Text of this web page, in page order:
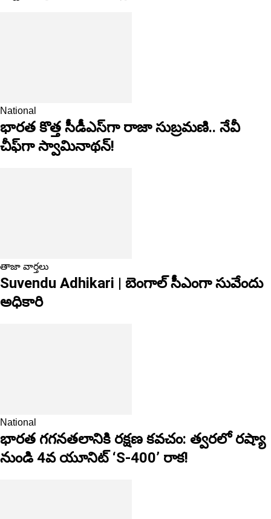
National
భారత కొత్త సీడీఎస్‌గా రాజా సుబ్రమణి.. నేవీ
చీఫ్‌గా స్వామినాథన్!
తాజా వార్తలు
Suvendu Adhikari | బెంగాల్ సీఎంగా సువేందు
అధికారి
National
భారత గగనతలానికి రక్షణ కవచం: త్వరలో రష్యా
నుండి 4వ యూనిట్ ‘S-400’ రాక!